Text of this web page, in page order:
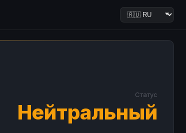
Статус
Нейтральный